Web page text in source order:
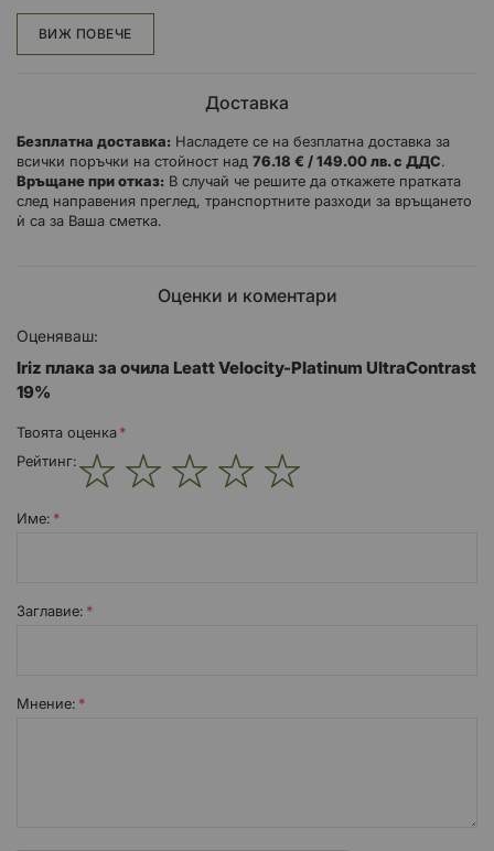
- Огледално покритие Iriz
- Постоянна функция против замъгляване, вградена във
вътрешния полимер на плаката
- Светлинна пропускливост от 22 до 60% (VLT)
ВИЖ ПОВЕЧЕ
Доставка
Безплатна доставка: Насладете се на безплатна доставка за
всички поръчки на стойност над 76.18 € / 149.00 лв. с ДДС.
Връщане при отказ: В случай че решите да откажете пратката
след направения преглед, транспортните разходи за връщането
ѝ са за Ваша сметка.
Оценки и коментари
Оценяваш:
Iriz плака за очила Leatt Velocity-Platinum UltraContrast
19%
Твоята оценка
Рейтинг:
Име:
Заглавиe:
Мнение: